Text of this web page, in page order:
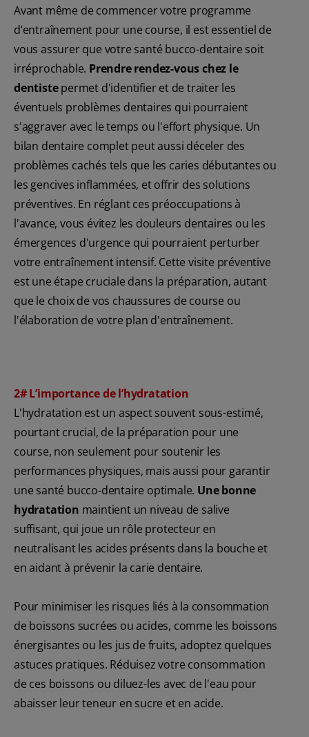
Avant même de commencer votre programme
d’entraînement pour une course, il est essentiel de
vous assurer que votre santé bucco-dentaire soit
irréprochable. Prendre rendez-vous chez le
dentistepermet d'identifier et de traiter les
éventuels problèmes dentaires qui pourraient
s'aggraver avec le temps ou l'effort physique. Un
bilan dentaire complet peut aussi déceler des
problèmes cachés tels que les caries débutantes ou
les gencives inflammées, et offrir des solutions
préventives. En réglant ces préoccupations à
l'avance, vous évitez les douleurs dentaires ou les
émergences d'urgence qui pourraient perturber
votre entraînement intensif. Cette visite préventive
est une étape cruciale dans la préparation, autant
que le choix de vos chaussures de course ou
l'élaboration de votre plan d'entraînement.
2# L’importance de l’hydratation
L'hydratation est un aspect souvent sous-estimé,
pourtant crucial, de la préparation pour une
course, non seulement pour soutenir les
performances physiques, mais aussi pour garantir
une santé bucco-dentaire optimale. Une bonne
hydratation maintient un niveau de salive
suffisant, qui joue un rôle protecteur en
neutralisant les acides présents dans la bouche et
en aidant à prévenir la carie dentaire.
Pour minimiser les risques liés à la consommation
de boissons sucrées ou acides, comme les boissons
énergisantes ou les jus de fruits, adoptez quelques
astuces pratiques. Réduisez votre consommation
de ces boissons ou diluez-les avec de l'eau pour
abaisser leur teneur en sucre et en acide.